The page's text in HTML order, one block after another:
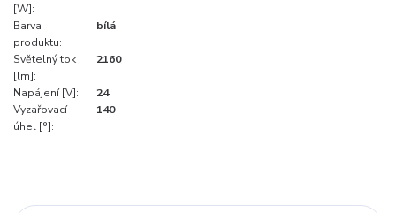
[W]:
Barva
produktu:
bílá
Světelný tok
[lm]:
2160
Napájení [V]:
24
Vyzařovací
úhel [°]:
140